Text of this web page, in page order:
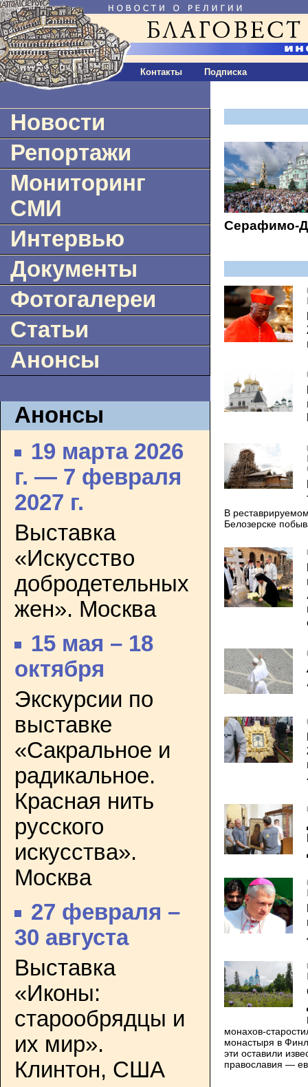
Контакты Подписка
Новости
Репортажи
Мониторинг
СМИ
Интервью
Документы
Фотогалереи
Статьи
Анонсы
Анонсы
19 марта 2026
г. — 7 февраля
2027 г.
Выставка
«Искусство
добродетельных
жен». Москва
15 мая – 18
октября
Экскурсии по
выставке
«Сакральное и
радикальное.
Красная нить
русского
искусства».
Москва
27 февраля –
30 августа
Выставка
«Иконы:
старообрядцы и
их мир».
Клинтон, США
Серафимо-
В
Белозерске
монахов-
монастыря в
эти оставили
православия —